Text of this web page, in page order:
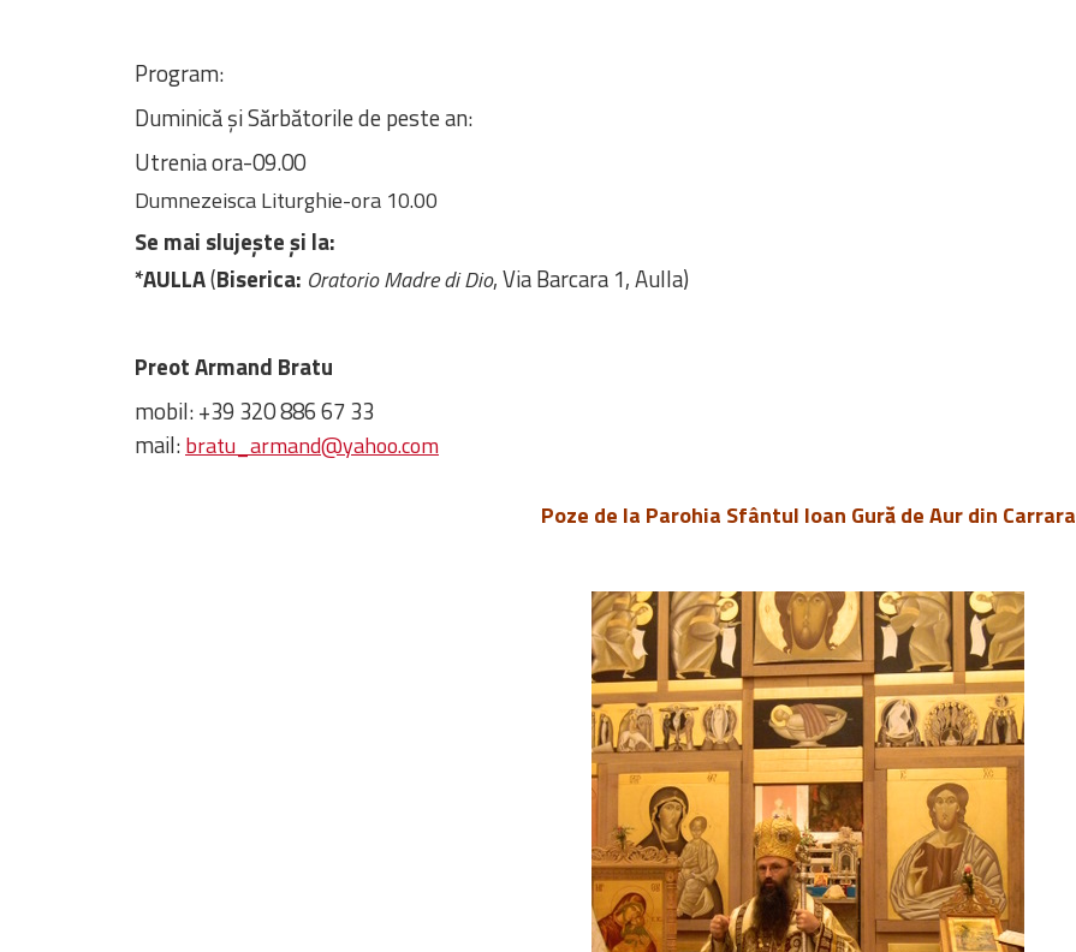
Program:
Duminică și Sărbătorile de peste an:
Utrenia ora-09.00
Dumnezeisca Liturghie-ora 10.00
Se mai slujește și la:
*AULLA(Biserica: Oratorio Madre di Dio, Via Barcara 1, Aulla)
Preot Armand Bratu
mobil: +39 320 886 67 33
mail:bratu_armand@yahoo.com
Poze de la Parohia Sfântul Ioan Gură de Aur din Carrara